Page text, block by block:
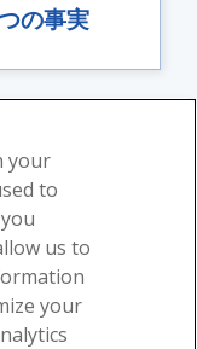
の事実
子メールをお受け取
your
to
us to
your